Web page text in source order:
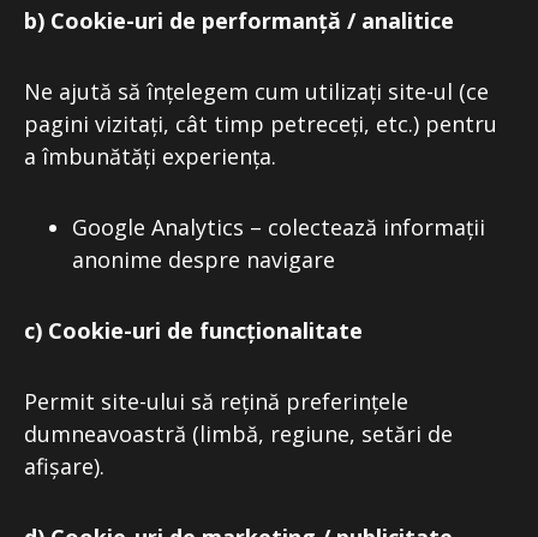
b) Cookie-uri de performanță / analitice
Ne ajută să înțelegem cum utilizați site-ul (ce
pagini vizitați, cât timp petreceți, etc.) pentru
a îmbunătăți experiența.
Google Analytics – colectează informații
anonime despre navigare
c) Cookie-uri de funcționalitate
Permit site-ului să rețină preferințele
dumneavoastră (limbă, regiune, setări de
afișare).